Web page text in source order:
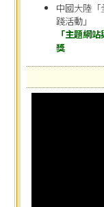
中國大陸
踐活動」
「主題網
獎